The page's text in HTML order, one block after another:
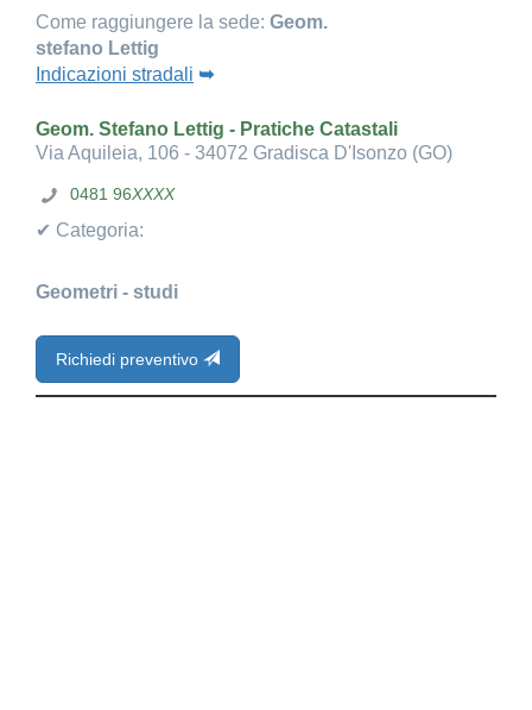
Come raggiungere la sede: Geom.
stefano Lettig
Indicazioni stradali ➥
Geom. Stefano Lettig - Pratiche Catastali
Via Aquileia, 106 - 34072 Gradisca D'Isonzo (GO)
0481 96XXXX
✔ Categoria:
Geometri - studi
Richiedi preventivo